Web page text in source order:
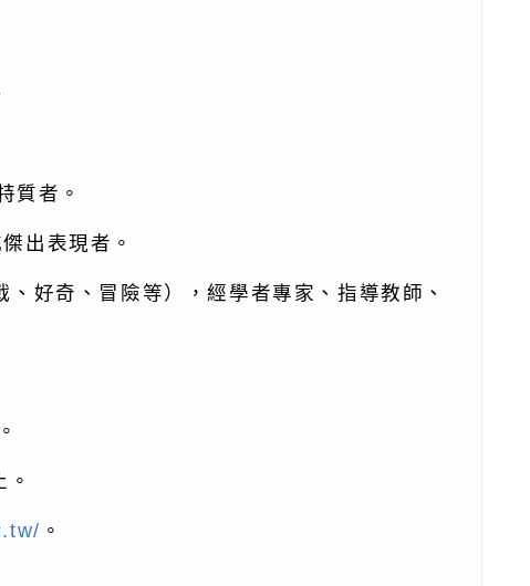
者。
表現者。
奇、冒險等），經學者專家、指導教師、
。